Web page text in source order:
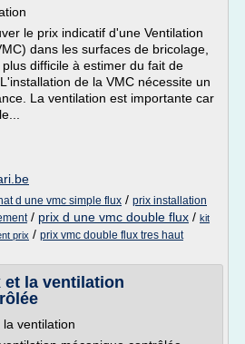
le prix indicatif d'une Ventilation
dans les surfaces de bricolage,
difficile à estimer du fait de
de la VMC nécessite un
La ventilation est importante car
d une vmc simple flux / prix installation
/ prix d une vmc double flux / kit
prix / prix vmc double flux tres haut
et la ventilation
ventilation